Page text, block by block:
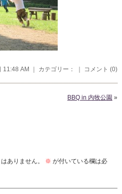
AM ｜ カテゴリー： ｜ コメント (0)
BBQ in 内牧公園 »
ありません。 ※ が付いている欄は必